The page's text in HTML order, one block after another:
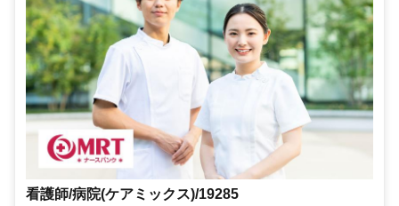
看護師/病院(ケアミックス)/19285